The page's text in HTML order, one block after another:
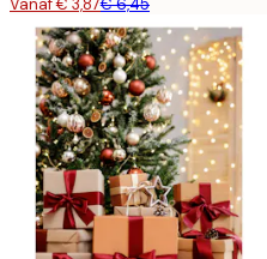
Vanaf € 3,87€ 6,45